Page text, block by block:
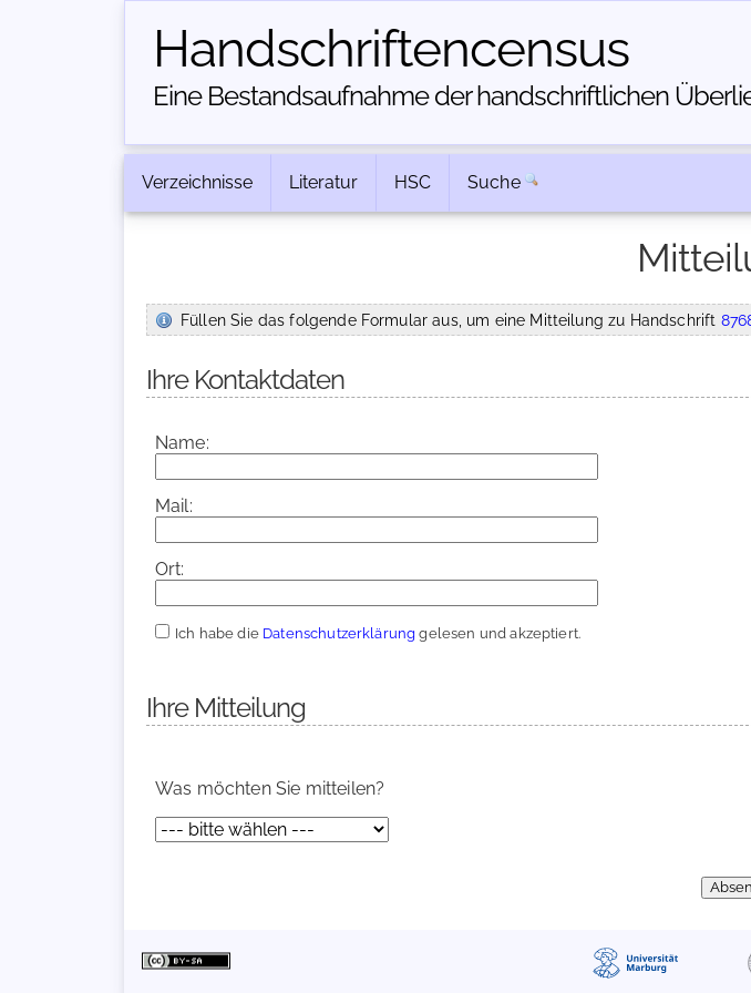
Handschriften­census
Eine Bestandsaufnahme der handschriftlichen
Verzeichnisse Literatur HSC Suche
Füllen Sie das folgende Formular aus, um eine Mitteilung zu Handschrift
Ihre Kontaktdaten
Name:
Mail:
Ort:
Ich habe die Datenschutzerklärung gelesen und akzeptiert.
Ihre Mitteilung
Was möchten Sie mitteilen?